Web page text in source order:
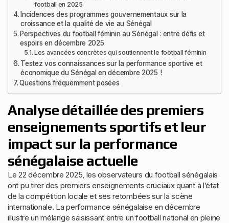
football en 2025
Incidences des programmes gouvernementaux sur la
croissance et la qualité de vie au Sénégal
Perspectives du football féminin au Sénégal : entre défis et
espoirs en décembre 2025
Les avancées concrètes qui soutiennent le football féminin
Testez vos connaissances sur la performance sportive et
économique du Sénégal en décembre 2025 !
Questions fréquemment posées
Analyse détaillée des premiers
enseignements sportifs et leur
impact sur la performance
sénégalaise actuelle
Le 22 décembre 2025, les observateurs du football sénégalais
ont pu tirer des premiers enseignements cruciaux quant à l’état
de la compétition locale et ses retombées sur la scène
internationale. La performance sénégalaise en décembre
illustre un mélange saisissant entre un football national en pleine